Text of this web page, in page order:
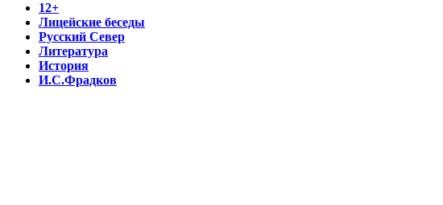
12+
Лицейские беседы
Русский Север
Литература
История
И.С.Фрадков